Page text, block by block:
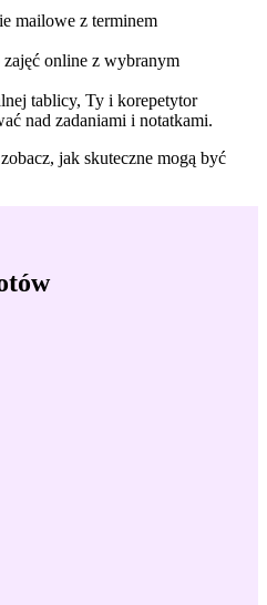
mailowe z terminem
online z wybranym
tablicy, Ty i korepetytor
nad zadaniami i notatkami.
jak skuteczne mogą być